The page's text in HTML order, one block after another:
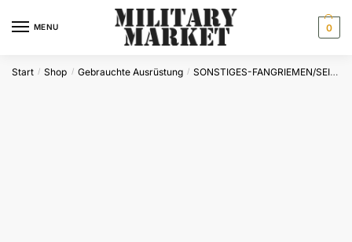
MENU 0
Start / Shop / Gebrauchte Ausrüstung / SONSTIGES-FANGRIEMEN/SEILE/KISTEN/KOFFER